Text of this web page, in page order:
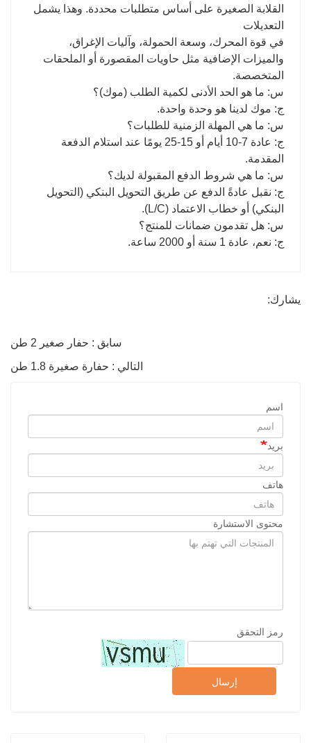
القلابة الصغيرة على أساس متطلبات محددة. وهذا يشمل
التعديلات
في قوة المحرك، وسعة الحمولة، وآليات الإغراق،
والميزات الإضافية مثل حاويات المقصورة أو الملحقات
المتخصصة.
س: ما هو الحد الأدنى لكمية الطلب (موك)؟
ج: موك لدينا هو وحدة واحدة.
س: ما هي المهلة الزمنية للطلبات؟
ج: عادة 7-10 أيام أو 15-25 يومًا عند استلام الدفعة
المقدمة.
س: ما هي شروط الدفع المقبولة لديك؟
ج: نقبل عادةً الدفع عن طريق التحويل البنكي (التحويل
البنكي) أو خطاب الاعتماد (L/C).
س: هل تقدمون ضمانات للمنتج؟
ج: نعم، عادة 1 سنة أو 2000 ساعة.
يشارك:
سابق : حفار صغير 2 طن
التالي : حفارة صغيرة 1.8 طن
اسم
بريد
هاتف
محتوى الاستشارة
رمز التحقق
إرسال